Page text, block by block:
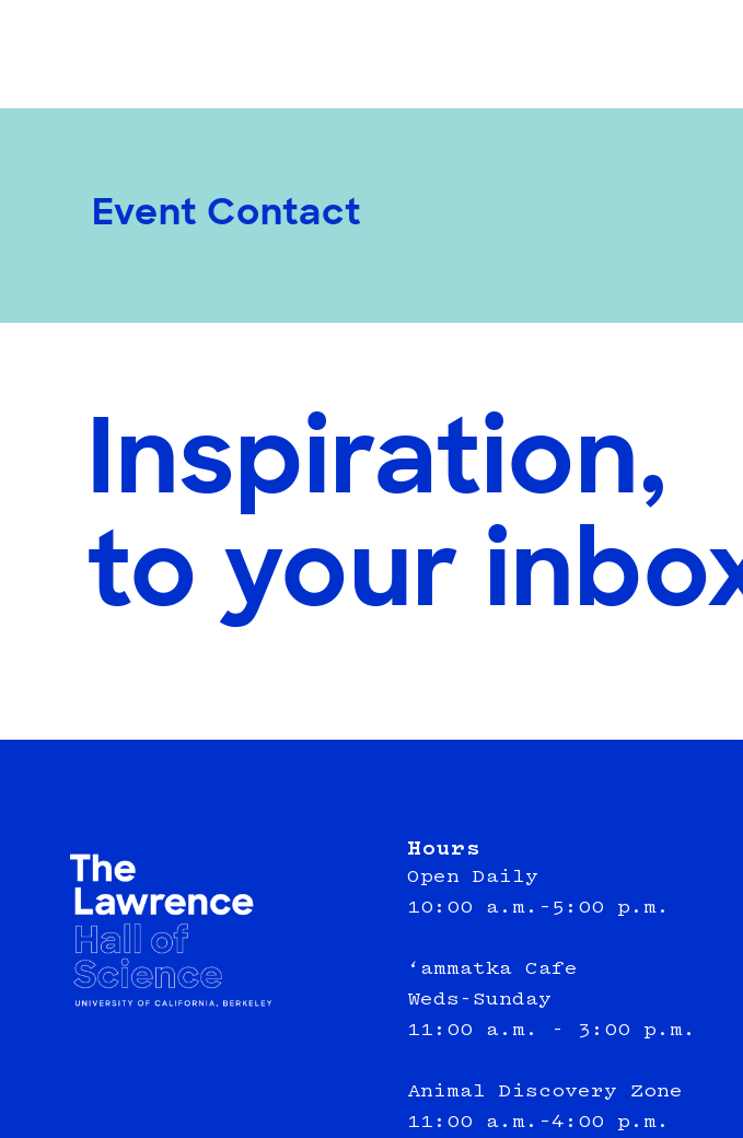
Event Contact
Inspiration,
to your
Hours
Open Daily
10:00 a.m.–5:00 p.m.
‘ammatka Cafe
Weds-Sunday
11:00 a.m. - 3:00 p.m.
Animal Discovery Zone
11:00 a.m.–4:00 p.m.